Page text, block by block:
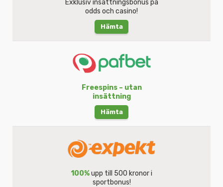
Exklusiv insättningsbonus på
odds och casino!
Hämta
Freespins – utan
insättning
Hämta
100%upp till 500 kronor i
sportbonus!